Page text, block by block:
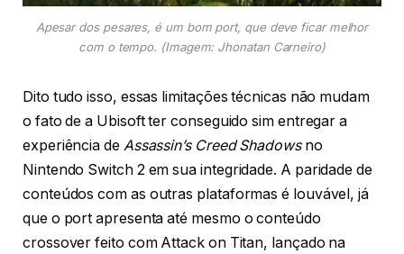
Apesar dos pesares, é um bom port, que deve ficar melhor
com o tempo. (Imagem: Jhonatan Carneiro)
Dito tudo isso, essas limitações técnicas não mudam
o fato de a Ubisoft ter conseguido sim entregar a
experiência de Assassin’s Creed Shadowsno
Nintendo Switch 2 em sua integridade. A paridade de
conteúdos com as outras plataformas é louvável, já
que o port apresenta até mesmo o conteúdo
crossover feito com Attack on Titan, lançado na